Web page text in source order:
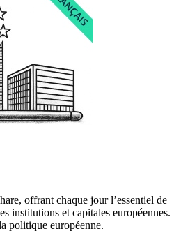
offrant chaque jour l’essentiel de
institutions et capitales européennes.
politique européenne.